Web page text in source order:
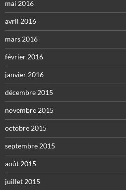
mai 2016
avril 2016
mars 2016
février 2016
janvier 2016
décembre 2015
novembre 2015
octobre 2015
septembre 2015
août 2015
juillet 2015